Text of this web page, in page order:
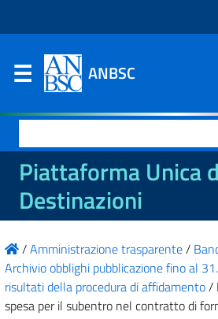
ANBSC
per:
Piattaforma Unica
Destinazioni
/Amministrazione trasparente/
Archivio obblighi pubblicazione fino al
risultati della procedura di affidamento/
spesa per il subentro nel contratto di